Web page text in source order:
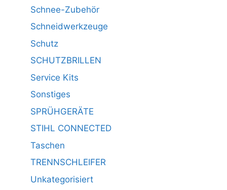
Schnee-Zubehör
Schneidwerkzeuge
Schutz
SCHUTZBRILLEN
Service Kits
Sonstiges
SPRÜHGERÄTE
STIHL CONNECTED
Taschen
TRENNSCHLEIFER
Unkategorisiert